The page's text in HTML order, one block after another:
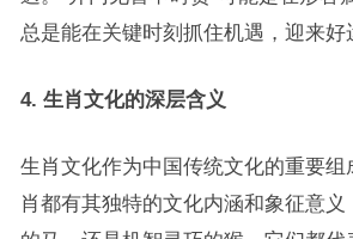
总是能在关键时刻抓住机遇，迎来好
4. 生肖文化的深层含义
生肖文化作为中国传统文化的重要组
肖都有其独特的文化内涵和象征意